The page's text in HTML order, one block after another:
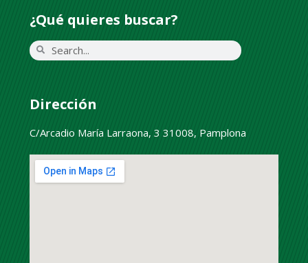
¿Qué quieres buscar?
Dirección
C/Arcadio María Larraona, 3 31008, Pamplona